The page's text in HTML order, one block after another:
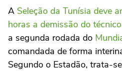
A Seleção da Tunísia deve
horas a demissão do
a segunda rodada do
comandada de forma
Segundo o Estadão, trata-